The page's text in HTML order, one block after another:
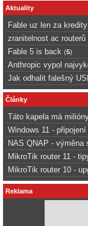
Aktuality
Fable uz len za kredity
zranitelnost ac routerů
Fable 5 is back (5)
Anthropic vypol
Jak odhalit falešný
Články
Táto kapela má
Windows 11 -
NAS QNAP - výměna
MikroTik router 11 -
MikroTik router 10 -
Reklama